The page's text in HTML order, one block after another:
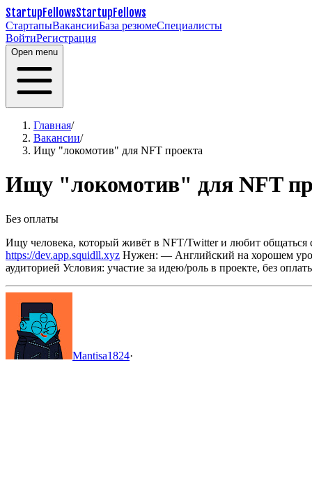
StartupFellowsStartupFellows
СтартапыВакансииБаза резюмеСпециалисты
ВойтиРегистрация
Open menu
Главная/
Вакансии/
Ищу "локомотив" для NFT проекта
Ищу "локомотив" для NFT
Без оплаты
Ищу человека, который живёт в NFT/Twitter и любит общаться
https://dev.app.squidll.xyz Нужен: — Английский на хорошем
аудиторией Условия: участие за идею/роль в проекте, без
Mantisa1824·